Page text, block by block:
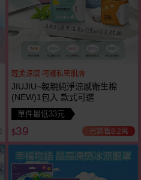
輕柔涼感 呵護私密肌膚
JIUJIU~親親純淨涼感衛生棉
(NEW)1包入 款式可選
單件最低33元
$39 已銷售8.2萬